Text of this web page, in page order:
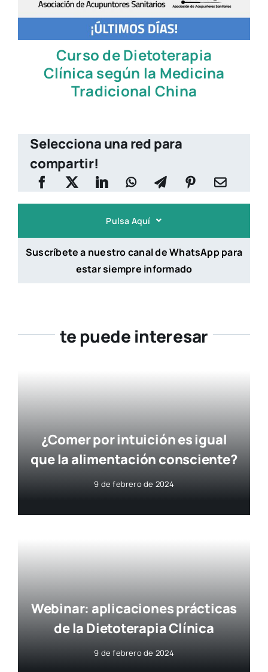
Curso de Dietoterapia
Clínica según la Medicina
Tradicional China
Selecciona una red para
compartir!
Pulsa Aquí
Suscríbete a nuestro canal de WhatsApp para
estar siempre informado
te puede interesar
¿Comer por intuición es igual
que la alimentación consciente?
9 de febrero de 2024
Webinar: aplicaciones prácticas
de la Dietoterapia Clínica
9 de febrero de 2024